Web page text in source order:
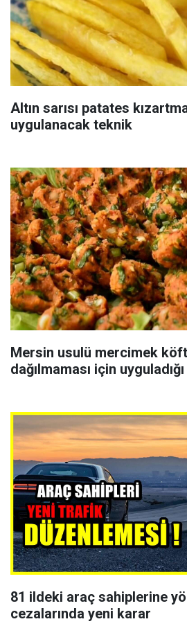
Altın sarısı patates
uygulanacak teknik
Mersin usulü mercimek
dağılmaması için
81 ildeki araç sahiplerine
cezalarında yeni karar